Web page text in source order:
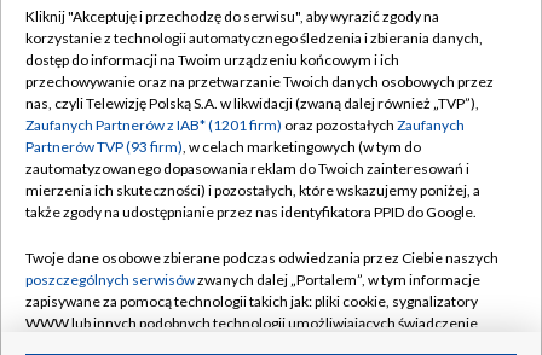
TVP
Abonament TVP
Emisja w TVP
Centrum informacji TVP
Naziemna Telewizja Cyfrowa
Rada Programowa
System NOS
Regulamin TVP
Polityka prywatności
Moje zgody
Pomoc
Kontakt
Kliknij "Akceptuję i przechodzę do serwisu", aby wyrazić zgody na
korzystanie z technologii automatycznego śledzenia i zbierania danych,
dostęp do informacji na Twoim urządzeniu końcowym i ich
przechowywanie oraz na przetwarzanie Twoich danych osobowych przez
nas, czyli Telewizję Polską S.A. w likwidacji (zwaną dalej również „TVP”),
Zaufanych Partnerów z IAB* (1201 firm) oraz pozostałych Zaufanych
Partnerów TVP (93 firm), w celach marketingowych (w tym do
zautomatyzowanego dopasowania reklam do Twoich zainteresowań i
mierzenia ich skuteczności) i pozostałych, które wskazujemy poniżej, a
także zgody na udostępnianie przez nas identyfikatora PPID do Google.
Twoje dane osobowe zbierane podczas odwiedzania przez Ciebie naszych
poszczególnych serwisówzwanych dalej „Portalem”, w tym informacje
zapisywane za pomocą technologii takich jak: pliki cookie, sygnalizatory
WWW lub innych podobnych technologii umożliwiających świadczenie